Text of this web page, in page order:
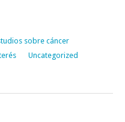
sobre cáncer
Uncategorized